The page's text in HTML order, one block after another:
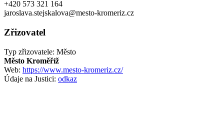
+420 573 321 164
jaroslava.stejskalova@mesto-kromeriz.cz
Zřizovatel
Typ zřizovatele: Město
Město Kroměříž
Web: https://www.mesto-kromeriz.cz/
Údaje na Justici: odkaz